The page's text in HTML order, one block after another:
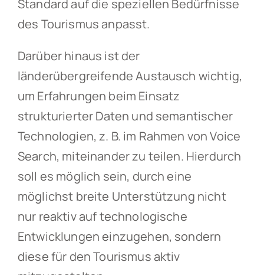
Standard auf die speziellen Bedürfnisse
des Tourismus anpasst.
Darüber hinaus ist der
länderübergreifende Austausch wichtig,
um Erfahrungen beim Einsatz
strukturierter Daten und semantischer
Technologien, z. B. im Rahmen von Voice
Search, miteinander zu teilen. Hierdurch
soll es möglich sein, durch eine
möglichst breite Unterstützung nicht
nur reaktiv auf technologische
Entwicklungen einzugehen, sondern
diese für den Tourismus aktiv